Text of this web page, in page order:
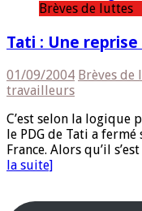
Brèves de luttes
Tati : Une
01/09/2004 Brèves de
travailleurs
C’est selon la logique
le PDG de Tati a
France. Alors qu’il
la suite]